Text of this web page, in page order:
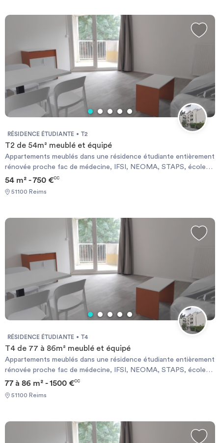
de 50 €. Contactez-nous dès maintenant pour plus
d’informations ou pour déposer votre candidature.
RÉSIDENCE ÉTUDIANTE T2
T2 de 54m² meublé et équipé
Appartements meublés dans une résidence étudiante entièrement
rénovée proche fac de médecine, IFSI, NEOMA, STAPS, écoles
54 m² - 750 €CC
51100 Reims
RÉSIDENCE ÉTUDIANTE T4
T4 de 77 à 86m² meublé et équipé
Appartements meublés dans une résidence étudiante entièrement
rénovée proche fac de médecine, IFSI, NEOMA, STAPS, écoles
d’ingénieurs et CHU. Résidence entièrement rénovée en 2025.
77 à 86 m² - 1500 €CC
51100 Reims